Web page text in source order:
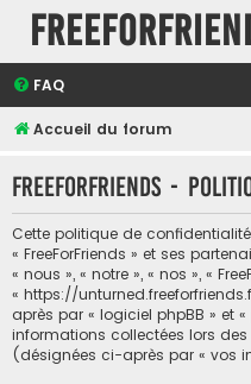
FAQ
Accueil du forum
FreeForFriends -
Cette politique de
« FreeForFriends » et ses
« nous », « notre », « nos », «
« https://
après par « logiciel phpBB » et
informations collectées lors
(désignées ci-après par « vos